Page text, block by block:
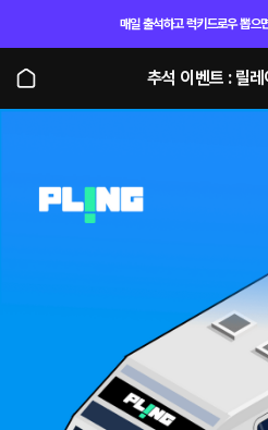
매일 출석하고 럭키드로우 뽑으
추석 이벤트 : 릴